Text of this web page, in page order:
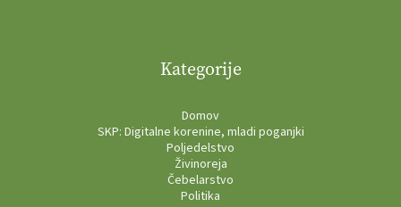
Kategorije
Domov
SKP: Digitalne korenine, mladi poganjki
Poljedelstvo
Živinoreja
Čebelarstvo
Politika